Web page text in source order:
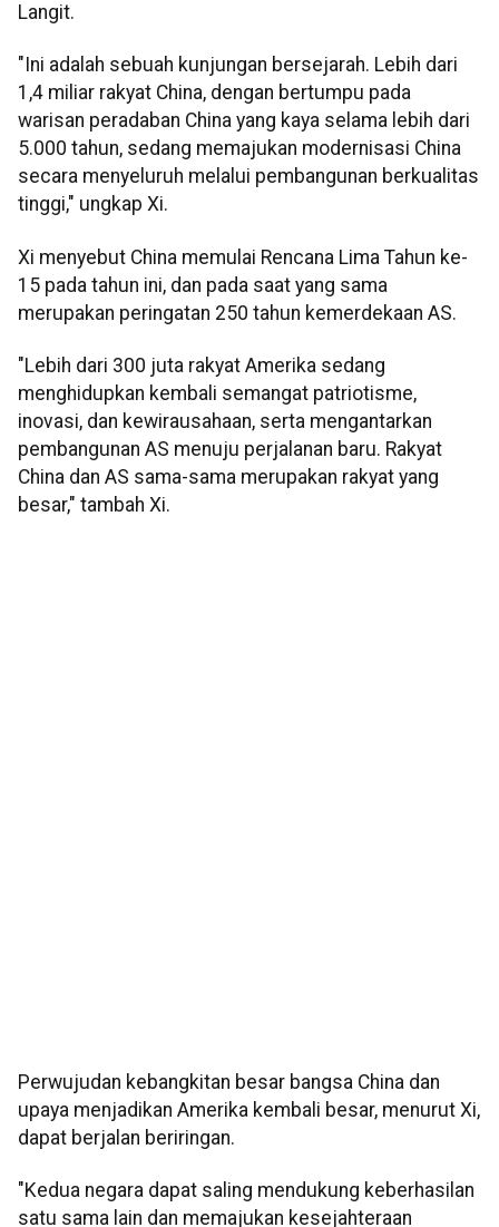
Langit.
"Ini adalah sebuah kunjungan bersejarah. Lebih dari
1,4 miliar rakyat China, dengan bertumpu pada
warisan peradaban China yang kaya selama lebih dari
5.000 tahun, sedang memajukan modernisasi China
secara menyeluruh melalui pembangunan berkualitas
tinggi," ungkap Xi.
Xi menyebut China memulai Rencana Lima Tahun ke-
15 pada tahun ini, dan pada saat yang sama
merupakan peringatan 250 tahun kemerdekaan AS.
"Lebih dari 300 juta rakyat Amerika sedang
menghidupkan kembali semangat patriotisme,
inovasi, dan kewirausahaan, serta mengantarkan
pembangunan AS menuju perjalanan baru. Rakyat
China dan AS sama-sama merupakan rakyat yang
besar," tambah Xi.
Perwujudan kebangkitan besar bangsa China dan
upaya menjadikan Amerika kembali besar, menurut Xi,
dapat berjalan beriringan.
"Kedua negara dapat saling mendukung keberhasilan
satu sama lain dan memajukan kesejahteraan